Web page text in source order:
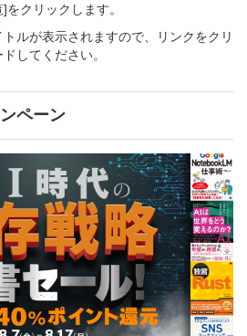
クリックします。
ルが表示されますので、リンクをクリ
してください。
ペーン